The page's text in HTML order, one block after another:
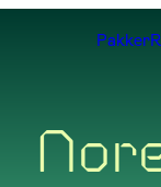
Pakker